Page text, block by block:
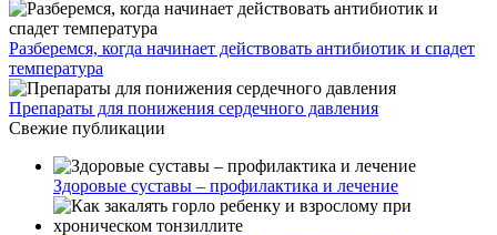
Разберемся, когда начинает действовать антибиотик и спадет
температура
Препараты для понижения сердечного давления
Свежие публикации
Здоровые суставы – профилактика и лечение